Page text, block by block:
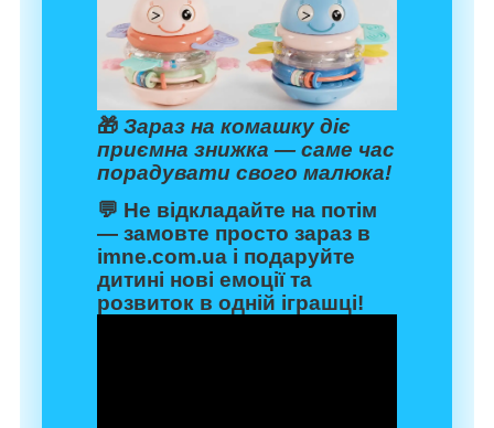
🎁 Зараз на комашку діє
приємна знижка — саме час
порадувати свого малюка!
💬 Не відкладайте на потім
— замовте просто зараз в
imne.com.ua і подаруйте
дитині нові емоції та
розвиток в одній іграшці!